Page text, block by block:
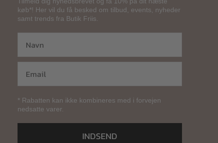
køb*! Her vil du få besked om tilbud, events, nyheder
samt trends fra Butik Friis.
* Rabatten kan ikke kombineres med i forvejen
nedsatte varer.
INDSEND